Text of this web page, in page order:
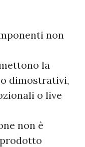
non
la
dimostrativi,
o live
non è